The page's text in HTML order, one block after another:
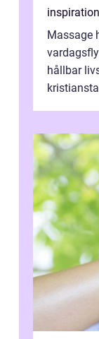
inspiration
Massage
hållbar